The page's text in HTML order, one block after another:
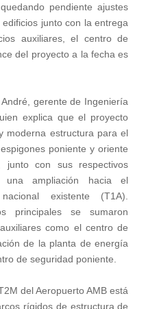
pendiente ajustes
junto con la entrega
auxiliares, el centro de
del proyecto a la fecha es
gerente de Ingeniería
explica que el proyecto
moderna estructura para el
poniente y oriente
con sus respectivos
una ampliación hacia el
existente (T1A).
principales se sumaron
como el centro de
de la planta de energía
de seguridad poniente.
del Aeropuerto AMB está
rígidos de estructura de